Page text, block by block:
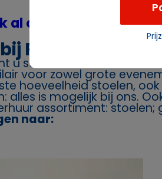
al onze paketten
Partyverhuur
u stoelen huren. Geeft u
voor zowel grote
hoeveelheid stoelen,
alles is mogelijk bij ons.
assortiment: stoelen;
naar: